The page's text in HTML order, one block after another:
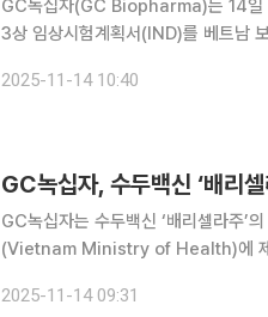
GC녹십자(GC Biopharma)는 14일
3상 임상시험계획서(IND)를 베트
년까지 완료할 계획이다. 이어 오는
2025-11-14 10:40
GC녹십자, 수두백신 ‘배리
GC녹십자는 수두백신 ‘배리셀라주’
(Vietnam Ministry of Health)에 제출했다고 14일 밝혔
격 진입할 계획이다. 동남아 지역 임상
2025-11-14 09:31